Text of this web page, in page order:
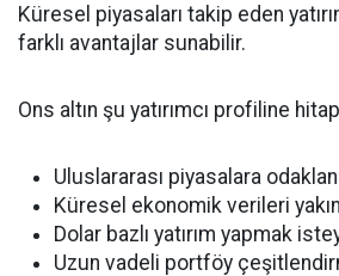
Küresel piyasaları takip eden
farklı avantajlar sunabilir.
Ons altın şu yatırımcı profiline
Uluslararası piyasalara
Küresel ekonomik verileri
Dolar bazlı yatırım yapmak
Uzun vadeli portföy